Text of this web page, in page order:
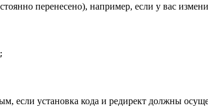
перенесено), например, если у вас
если установка кода и редирект должны